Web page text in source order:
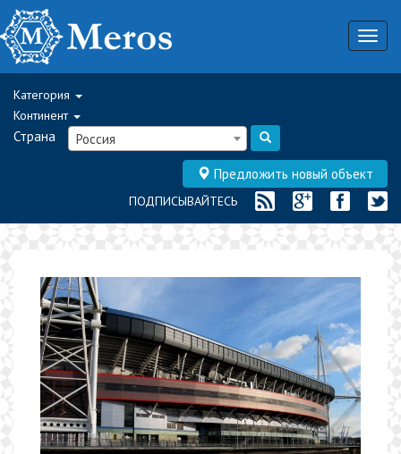
Категория
Континент
Страна Россия
Предложить новый объект
ПОДПИСЫВАЙТЕСЬ